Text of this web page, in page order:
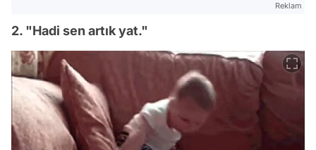
Reklam
2. "Hadi sen artık yat."